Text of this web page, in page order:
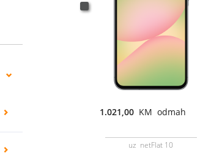
1.021,00 KM odmah
uz netFlat 10